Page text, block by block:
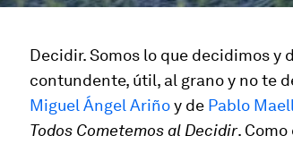
Decidir. Somos lo que decidimos y
contundente, útil, al grano y no te
Miguel Ángel Ariñoy de Pablo
Todos Cometemos al Decidir.